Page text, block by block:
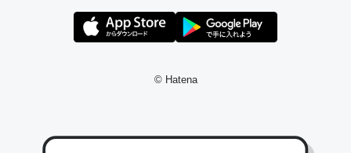
たいなのでネット環境作ったけどAlexaしか使わないので
© Hatena